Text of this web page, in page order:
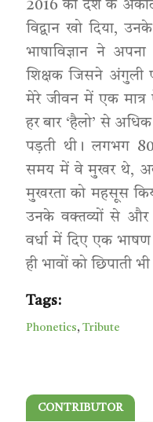
2016 को देश के
विद्वान खो दिया,
भाषाविज्ञान ने
शिक्षक जिसने अंगुली
मेरे जीवन में एक
हर बार ‘हैलो’ से
पड़ती थी। लगभग
समय में वे मुखर थे,
मुखरता को महसूस
उनके वक्तव्यों से और
वर्धा में दिए एक भाषण
ही भावों को छिपाती
Tags:
Phonetics, Tribute
CONTRIBUTOR